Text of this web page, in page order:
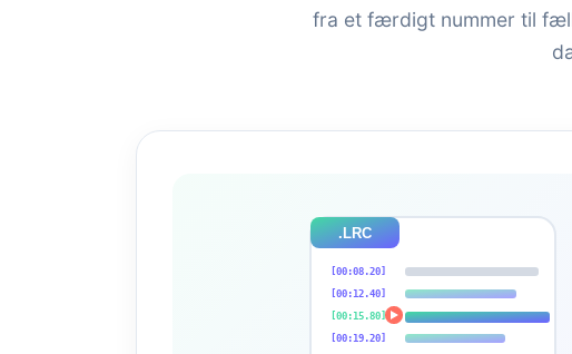
fra et færdigt nummer til
.LRC
[00:08.20]
[00:12.40]
[00:15.80]
[00:19.20]